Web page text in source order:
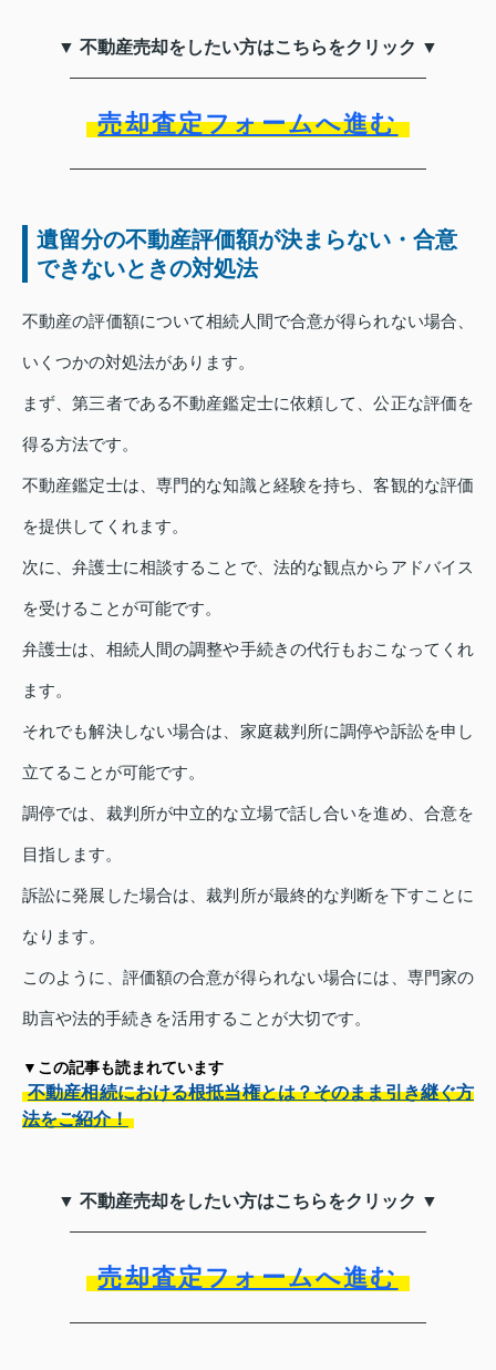
▼ 不動産売却をしたい方はこちらをクリック ▼
売却査定フォームへ進む
遺留分の不動産評価額が決まらない・合意
できないときの対処法
不動産の評価額について相続人間で合意が得られない場合、
いくつかの対処法があります。
まず、第三者である不動産鑑定士に依頼して、公正な評価を
得る方法です。
不動産鑑定士は、専門的な知識と経験を持ち、客観的な評価
を提供してくれます。
次に、弁護士に相談することで、法的な観点からアドバイス
を受けることが可能です。
弁護士は、相続人間の調整や手続きの代行もおこなってくれ
ます。
それでも解決しない場合は、家庭裁判所に調停や訴訟を申し
立てることが可能です。
調停では、裁判所が中立的な立場で話し合いを進め、合意を
目指します。
訴訟に発展した場合は、裁判所が最終的な判断を下すことに
なります。
このように、評価額の合意が得られない場合には、専門家の
助言や法的手続きを活用することが大切です。
▼この記事も読まれています
不動産相続における根抵当権とは？そのまま引き継ぐ方
法をご紹介！
▼ 不動産売却をしたい方はこちらをクリック ▼
売却査定フォームへ進む